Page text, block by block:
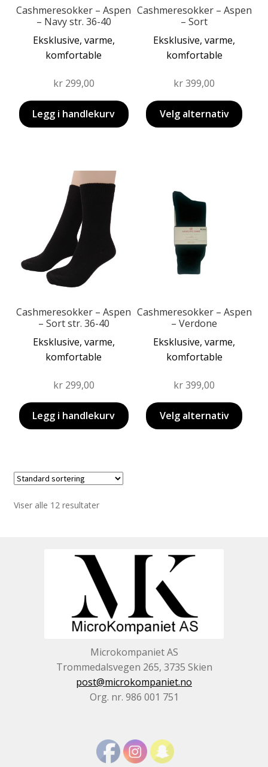
Cashmeresokker – Aspen
– Navy str. 36-40
Eksklusive, varme,
komfortable
kr299,00
Legg i handlekurv
Cashmeresokker – Aspen
– Sort
Eksklusive, varme,
komfortable
kr399,00
Velg alternativ
produktsiden
Cashmeresokker – Aspen
– Sort str. 36-40
Eksklusive, varme,
komfortable
kr299,00
Legg i handlekurv
Cashmeresokker – Aspen
– Verdone
Eksklusive, varme,
komfortable
kr399,00
Velg alternativ
har
flere
varianter.
Alternativene
kan
produktsiden
Viser alle 12 resultater
Microkompaniet AS
Trommedalsvegen 265, 3735 Skien
post@microkompaniet.no
Org. nr. 986 001 751